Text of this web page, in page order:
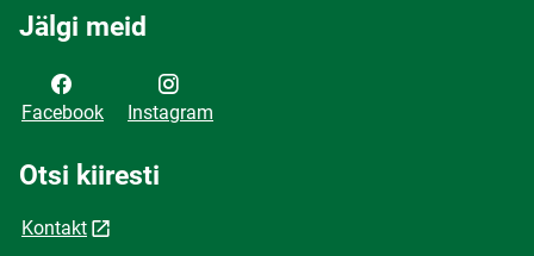
Jälgi meid
Facebook Instagram
Otsi kiiresti
Kontakt